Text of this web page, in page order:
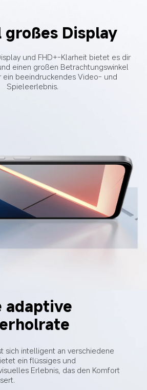
großes Display
und FHD+-Klarheit bietet es dir
einen großen Betrachtungswinkel
ein beeindruckendes Video- und
Spieleerlebnis.
adaptive
sich intelligent an verschiedene
ein flüssiges und
Erlebnis, das den Komfort